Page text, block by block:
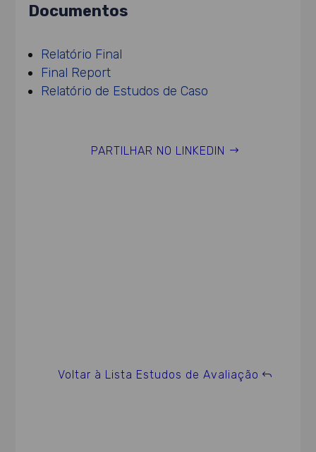
Documentos
Relatório Final
Final Report
Relatório de Estudos de Caso
PARTILHAR NO LINKEDIN
Voltar à Lista Estudos de Avaliação